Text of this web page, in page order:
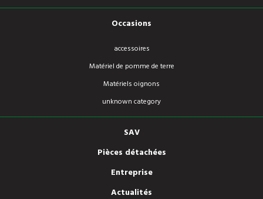
Occasions
accessoires
Matériel de pomme de terre
Matériels oignons
unknown category
SAV
Pièces détachées
Entreprise
Actualités